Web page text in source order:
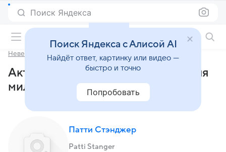
Поиск Яндекса
Невеста для миллионера
Актеры и роли тв-шоу «Невеста для
миллионера»
Патти Стэнджер
Patti Stanger
Поиск Яндекса с Алисой AI
Найдёт ответ, картинку или видео —
быстро и точно
Попробовать